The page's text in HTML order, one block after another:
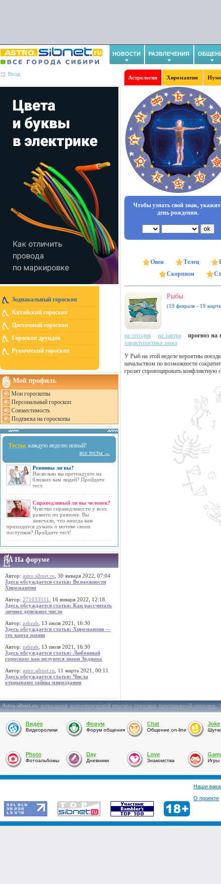
НОВОСТИ РАЗВЛЕЧЕНИЯ
Вход
Астрология Хиромантия
Зодиакальный гороскоп
Китайский гороскоп
Цветочный гороскоп
Гороскоп друидов
Рунический гороскоп
Мой профиль
Мои гороскопы
Персональный гороскоп
Совместимость
Подписка на гороскопы
Тесты: каждую неделю новый!
все тесты →
Ревнивы ли вы?
Насколько вы претендуете на
близких вам людей? Пройдите
тест.
Справедливый ли вы человек?
Чувство справедливости у всех
развито по разному. Вы
замечали, что иногда вам
приходится думать о мотиве своих
поступков? Пройдите тест!
На форуме
Автор: astro.sibnet.ru , 30 января 2022, 07:04
Здесь обсуждается статья: Возможности
Хиромантии
Автор: 271033511
, 16 января 2022, 12:18
Здесь обсуждается статья: Как рассчитать
личное денежное число
Автор: zabzab , 13 июля 2021, 16:30
Здесь обсуждается статья: Хиромантия —
это карта жизни
Автор: zabzab , 13 июля 2021, 16:30
Здесь обсуждается статья: Любовный
гороскоп: как целуются знаки Зодиака
Автор: astro.sibnet.ru , 11 марта 2021, 00:11
Здесь обсуждается статья: Числа
открывают тайны мироздания
Чтобы узнать свой знак,
день рождения.
Овен Телец
Скорпион
Рыбы
(19 февраля - 19
на сегодня на завтра
прогноз на
характеристика знака
У Рыб на этой неделе вероятны
начальством по возможности
грозят спровоцировать
Astro.sibnet.ru:астрология,астрологический прогноз,гороскоп,персональный гороскоп,
Видео
Видеоролики
Форум
Форум общения
Chat
Общение on-line
Joke
Photo
Фотоальбомы
Day
Дневники
Love
Знакомства Игры
Наши
О проекте